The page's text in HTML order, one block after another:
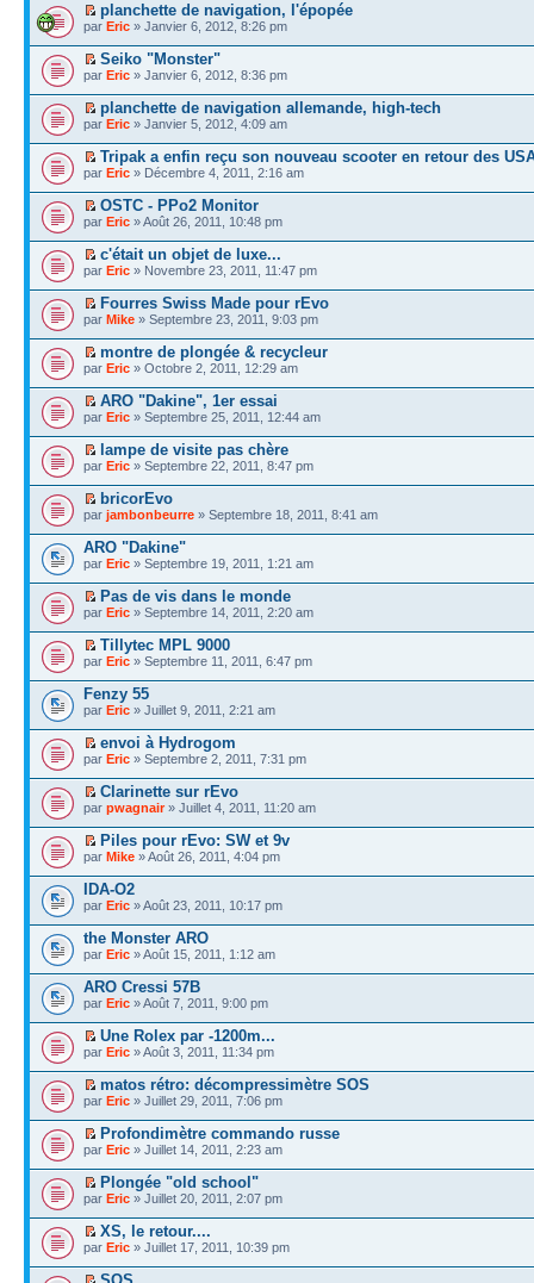
planchette de navigation, l'épopée
par Eric » Janvier 6, 2012, 8:26 pm
Seiko "Monster"
par Eric » Janvier 6, 2012, 8:36 pm
planchette de navigation allemande, high-tech
par Eric » Janvier 5, 2012, 4:09 am
Tripak a enfin reçu son nouveau scooter en retour des
par Eric » Décembre 4, 2011, 2:16 am
OSTC - PPo2 Monitor
par Eric » Août 26, 2011, 10:48 pm
c'était un objet de luxe...
par Eric » Novembre 23, 2011, 11:47 pm
Fourres Swiss Made pour rEvo
par Mike » Septembre 23, 2011, 9:03 pm
montre de plongée & recycleur
par Eric » Octobre 2, 2011, 12:29 am
ARO "Dakine", 1er essai
par Eric » Septembre 25, 2011, 12:44 am
lampe de visite pas chère
par Eric » Septembre 22, 2011, 8:47 pm
bricorEvo
par jambonbeurre » Septembre 18, 2011, 8:41 am
ARO "Dakine"
par Eric » Septembre 19, 2011, 1:21 am
Pas de vis dans le monde
par Eric » Septembre 14, 2011, 2:20 am
Tillytec MPL 9000
par Eric » Septembre 11, 2011, 6:47 pm
Fenzy 55
par Eric » Juillet 9, 2011, 2:21 am
envoi à Hydrogom
par Eric » Septembre 2, 2011, 7:31 pm
Clarinette sur rEvo
par pwagnair» Juillet 4, 2011, 11:20 am
Piles pour rEvo: SW et 9v
par Mike » Août 26, 2011, 4:04 pm
IDA-O2
par Eric » Août 23, 2011, 10:17 pm
the Monster ARO
par Eric » Août 15, 2011, 1:12 am
ARO Cressi 57B
par Eric » Août 7, 2011, 9:00 pm
Une Rolex par -1200m...
par Eric » Août 3, 2011, 11:34 pm
matos rétro: décompressimètre SOS
par Eric » Juillet 29, 2011, 7:06 pm
Profondimètre commando russe
par Eric » Juillet 14, 2011, 2:23 am
Plongée "old school"
par Eric » Juillet 20, 2011, 2:07 pm
XS, le retour....
par Eric » Juillet 17, 2011, 10:39 pm